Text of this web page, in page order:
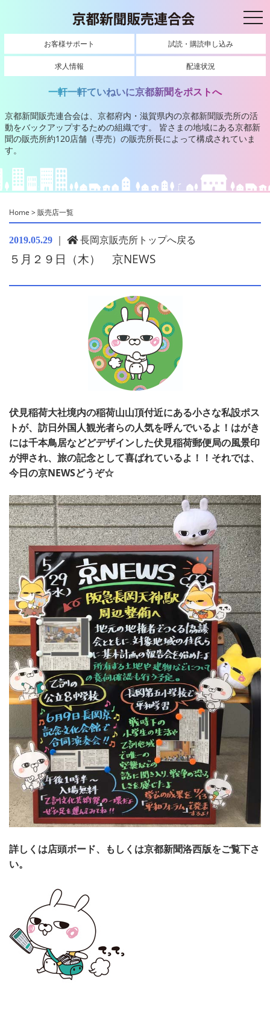
お客様サポート 試読・購読申し込み
求人情報 配達状況
一軒一軒ていねいに京都新聞をポストへ
京都新聞販売連合会は、京都府内・滋賀県内の京都新聞販売所の活
動をバックアップするための組織です。 皆さまの地域にある京都新
聞の販売所約120店舗（専売）の販売所長によって構成されていま
す。
Home >販売店一覧
2019.05.29 ｜ 長岡京販売所トップへ戻る
５月２９日（木） 京NEWS
伏見稲荷大社境内の稲荷山山頂付近にある小さな私設ポス
トが、訪日外国人観光者らの人気を呼んでいるよ！はがき
には千本鳥居などどデザインした伏見稲荷郵便局の風景印
が押され、旅の記念として喜ばれているよ！！それでは、
今日の京NEWSどうぞ☆
詳しくは店頭ボード、もしくは京都新聞洛西版をご覧下さ
い。